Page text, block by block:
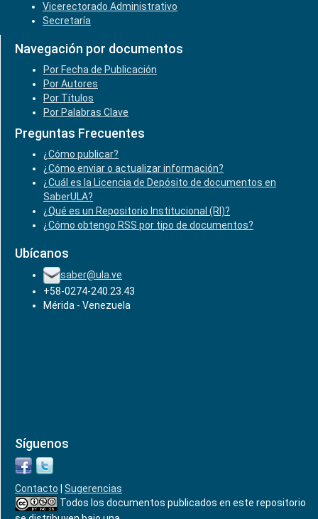
Vicerectorado Administrativo
Secretaría
Navegación por documentos
Por Fecha de Publicación
Por Autores
Por Títulos
Por Palabras Clave
Preguntas Frecuentes
¿Cómo publicar?
¿Cómo enviar o actualizar información?
¿Cuál es la Licencia de Depósito de documentos en
SaberULA?
¿Qué es un Repositorio Institucional (RI)?
¿Cómo obtengo RSS por tipo de documentos?
Ubícanos
saber@ula.ve
+58-0274-240.23.43
Mérida - Venezuela
Síguenos
Contacto
Sugerencias
Todos los documentos publicados en este repositorio